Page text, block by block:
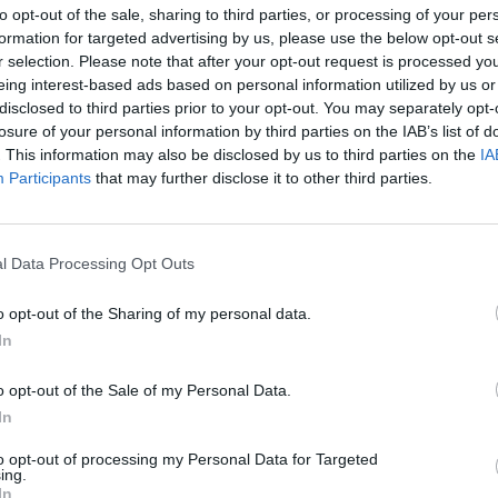
opt-out of the sale, sharing to third parties, or processing of your
for targeted advertising by us, please use the below opt-out
selection. Please note that after your opt-out request is processed
interest-based ads based on personal information utilized by us
to third parties prior to your opt-out. You may separately
of your personal information by third parties on the IAB’s list of
This information may also be disclosed by us to third parties on the
Participants that may further disclose it to other third parties.
Data Processing Opt Outs
opt-out of the Sharing of my personal data.
opt-out of the Sale of my Personal Data.
opt-out of processing my Personal Data for Targeted
mi niekto páči? Vyzerá to ako niečo, čo sa deje na základnej
B-O-Z-K-Á-V-A-L-I—S-A.”
JE NECHUTNÝ!“
o záväzkoch a dôvere. Čo je tak ťažké na záväzkoch?
odmietnutia, nemáme radi byť na niečo sami a
a trápne byť odmietnutý. Ľudia potrebovali dôkazy